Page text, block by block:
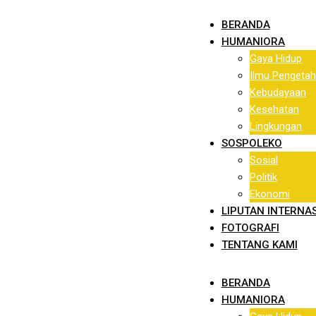
BERANDA
HUMANIORA
Gaya Hidup
Ilmu
Kebudayaan
Kesehatan
Lingkungan
SOSPOLEKO
Sosial
Politik
Ekonomi
LIPUTAN
FOTOGRAFI
TENTANG KAMI
BERANDA
HUMANIORA